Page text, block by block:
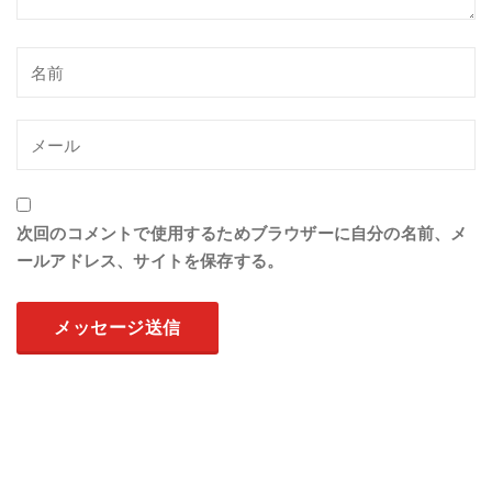
次回のコメントで使用するためブラウザーに自分の名前、メ
ールアドレス、サイトを保存する。